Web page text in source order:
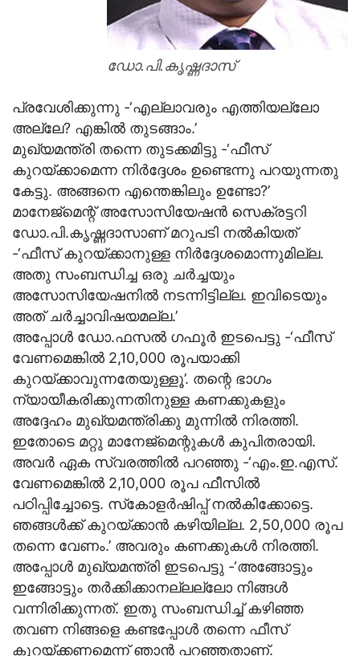
ഡോ.പി.കൃഷ്ണദാസ്
പ്രവേശിക്കുന്നു -‘എല്ലാവരും എത്തിയല്ലോ
അല്ലേ? എങ്കില്‍ തുടങ്ങാം.’
മുഖ്യമന്ത്രി തന്നെ തുടക്കമിട്ടു -‘ഫീസ്
കുറയ്ക്കാമെന്ന നിര്‍ദ്ദേശം ഉണ്ടെന്നു പറയുന്നതു
കേട്ടു. അങ്ങനെ എന്തെങ്കിലും ഉണ്ടോ?’
മാനേജ്‌മെന്റ് അസോസിയേഷന്‍ സെക്രട്ടറി
ഡോ.പി.കൃഷ്ണദാസാണ് മറുപടി നല്‍കിയത്
-‘ഫീസ് കുറയ്ക്കാനുള്ള നിര്‍ദ്ദേശമൊന്നുമില്ല.
അതു സംബന്ധിച്ച ഒരു ചര്‍ച്ചയും
അസോസിയേഷനില്‍ നടന്നിട്ടില്ല. ഇവിടെയും
അത് ചര്‍ച്ചാവിഷയമല്ല.’
അപ്പോള്‍ ഡോ.ഫസല്‍ ഗഫൂര്‍ ഇടപെട്ടു -‘ഫീസ്
വേണമെങ്കില്‍ 2,10,000 രൂപയാക്കി
കുറയ്ക്കാവുന്നതേയുള്ളൂ’. തന്റെ ഭാഗം
ന്യായീകരിക്കുന്നതിനുള്ള കണക്കുകളും
അദ്ദേഹം മുഖ്യമന്ത്രിക്കു മുന്നില്‍ നിരത്തി.
ഇതോടെ മറ്റു മാനേജ്‌മെന്റുകള്‍ കുപിതരായി.
അവര്‍ ഏക സ്വരത്തില്‍ പറഞ്ഞു -‘എം.ഇ.എസ്.
വേണമെങ്കില്‍ 2,10,000 രൂപ ഫീസില്‍
പഠിപ്പിച്ചോട്ടെ. സ്‌കോളര്‍ഷിപ്പ് നല്‍കിക്കോട്ടെ.
ഞങ്ങള്‍ക്ക് കുറയ്ക്കാന്‍ കഴിയില്ല. 2,50,000 രൂപ
തന്നെ വേണം.’ അവരും കണക്കുകള്‍ നിരത്തി.
അപ്പോള്‍ മുഖ്യമന്ത്രി ഇടപെട്ടു -‘അങ്ങോട്ടും
ഇങ്ങോട്ടും തര്‍ക്കിക്കാനല്ലല്ലോ നിങ്ങള്‍
വന്നിരിക്കുന്നത്. ഇതു സംബന്ധിച്ച് കഴിഞ്ഞ
തവണ നിങ്ങളെ കണ്ടപ്പോള്‍ തന്നെ ഫീസ്
കുറയ്ക്കണമെന്ന് ഞാന്‍ പറഞ്ഞതാണ്.